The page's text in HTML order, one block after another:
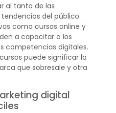
al tanto de las
del público.
como cursos online y
a capacitar a los
competencias digitales.
puede significar la
que sobresale y otra
digital